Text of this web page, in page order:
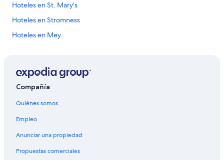
Hoteles en St. Mary's
Hoteles en Stromness
Hoteles en Mey
Hoteles cerca de Castillo de Mey
Hoteles 3 estrellas en Finstown
Hoteles en Finstown
Apartamentos en Kirkwall
Compañía
Quiénes somos
Empleo
Anunciar una propiedad
Propuestas comerciales